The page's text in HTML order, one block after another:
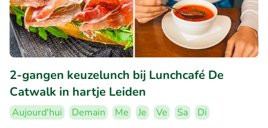
2-gangen keuzelunch bij Lunchcafé De
Catwalk in hartje Leiden
Aujourd'hui Demain Me Je Ve Sa
Di